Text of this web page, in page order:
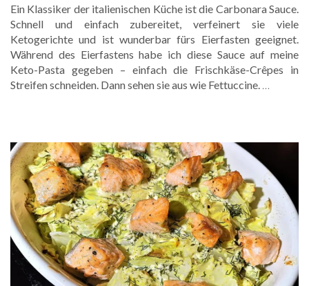
Ein Klassiker der italienischen Küche ist die Carbonara Sauce.
Schnell und einfach zubereitet, verfeinert sie viele
Ketogerichte und ist wunderbar fürs Eierfasten geeignet.
Während des Eierfastens habe ich diese Sauce auf meine
Keto-Pasta gegeben – einfach die Frischkäse-Crêpes in
Streifen schneiden. Dann sehen sie aus wie Fettuccine. …